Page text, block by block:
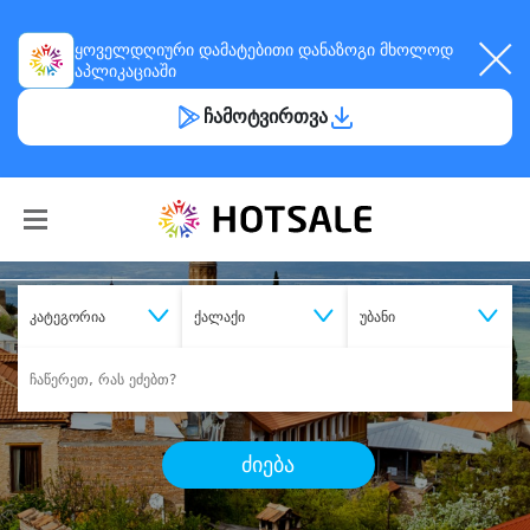
ყოველდღიური დამატებითი დანაზოგი მხოლოდ
აპლიკაციაში
ჩამოტვირთვა
კატეგორია ქალაქი უბანი
ძიება
შეიძინესასურველი მომსახურება